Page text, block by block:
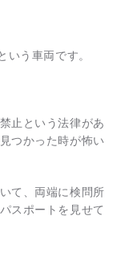
いう車両です。
止という法律があ
つかった時が怖い
て、両端に検問所
スポートを見せて